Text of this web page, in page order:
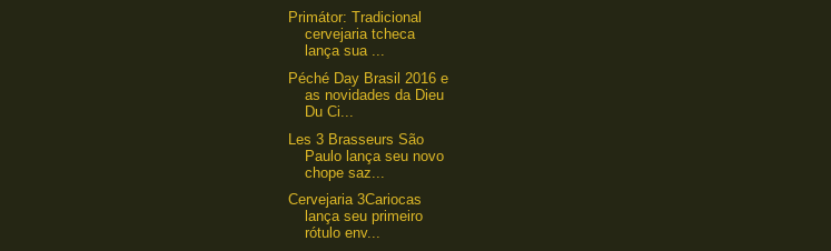
Primátor: Tradicional
cervejaria tcheca
lança sua ...
Péché Day Brasil 2016 e
as novidades da Dieu
Du Ci...
Les 3 Brasseurs São
Paulo lança seu novo
chope saz...
Cervejaria 3Cariocas
lança seu primeiro
rótulo env...